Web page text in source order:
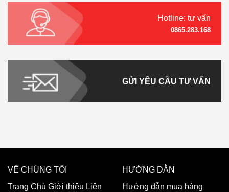
Hotline: tư vấn
0865.283.168
GỬI YÊU CẦU TƯ VẤN
VỀ CHÚNG TÔI
Trang Chủ Giới thiệu Liên
HƯỚNG DẪN
Hướng dẫn mua hàng